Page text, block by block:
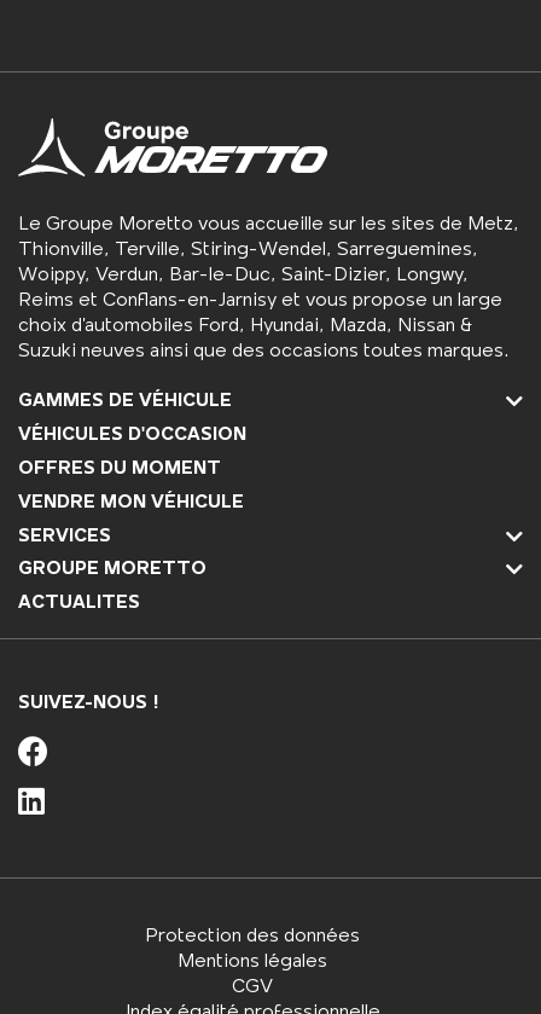
Le Groupe Moretto vous accueille sur les sites de Metz,
Thionville, Terville, Stiring-Wendel, Sarreguemines,
Woippy, Verdun, Bar-le-Duc, Saint-Dizier, Longwy,
Reims et Conflans-en-Jarnisy et vous propose un large
choix d’automobiles Ford, Hyundai, Mazda, Nissan &
Suzuki neuves ainsi que des occasions toutes marques.
GAMMES DE VÉHICULE
VÉHICULES D'OCCASION
OFFRES DU MOMENT
VENDRE MON VÉHICULE
SERVICES
GROUPE MORETTO
ACTUALITES
SUIVEZ-NOUS !
Protection des données
Mentions légales
CGV